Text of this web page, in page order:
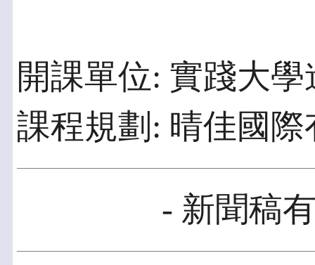
開課單位: 實踐大
課程規劃: 晴佳國際
- 新聞稿